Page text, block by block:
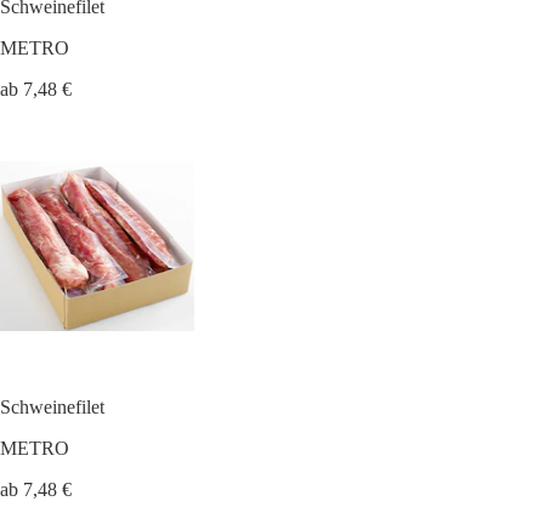
Schweinefilet
METRO
ab 7,48 €
Schweinefilet
METRO
ab 7,48 €